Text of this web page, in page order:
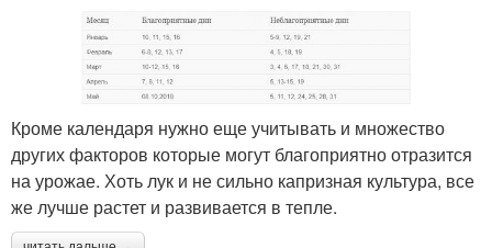
Кроме календаря нужно еще учитывать и множество
других факторов которые могут благоприятно отразится
на урожае. Хоть лук и не сильно капризная культура, все
же лучше растет и развивается в тепле.